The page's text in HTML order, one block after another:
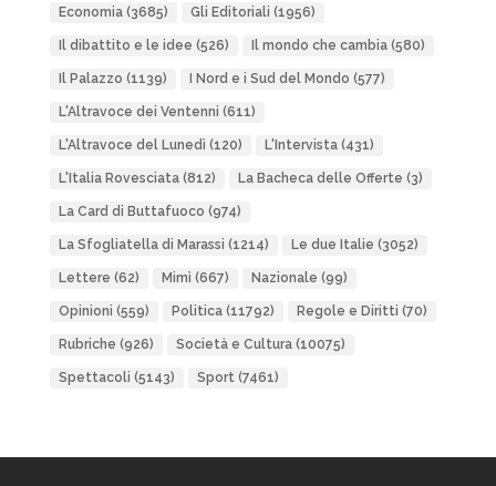
Economia(3685) Gli Editoriali (1956)
Il dibattito e le idee (526) Il mondo che cambia(580)
Il Palazzo (1139) I Nord e i Sud del Mondo (577)
L'Altravoce dei Ventenni (611)
L'Altravoce del Lunedì (120) L'Intervista(431)
L'Italia Rovesciata(812) La Bacheca delle Offerte (3)
La Card di Buttafuoco (974)
La Sfogliatella di Marassi (1214) Le due Italie (3052)
Lettere (62) Mimì (667) Nazionale (99)
Opinioni (559) Politica(11792) Regole e Diritti (70)
Rubriche (926) Società e Cultura(10075)
Spettacoli (5143) Sport(7461)